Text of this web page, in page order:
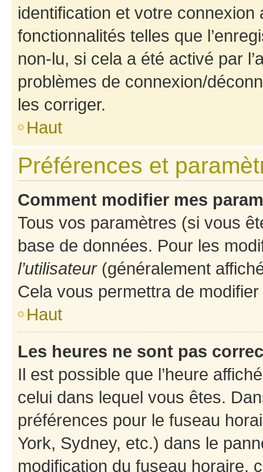
identification et votre
fonctionnalités telles que
non-lu, si cela a été activé par
problèmes de connexion/
les corriger.
Haut
Préférences et
Comment modifier mes
Tous vos paramètres (si vous
base de données. Pour les
l’utilisateur(généralement
Cela vous permettra de
Haut
Les heures ne sont pas
Il est possible que l’heure
celui dans lequel vous êtes.
préférences pour le fuseau
York, Sydney, etc.) dans le
modification du fuseau horaire,